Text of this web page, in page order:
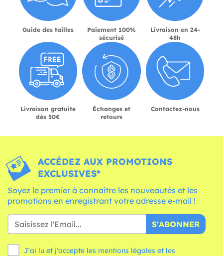
Guide des tailles
Paiement 100%
sécurisé
Livraison en 24-
48h
Livraison gratuite
dès 50€
Échanges et
retours
Contactez-nous
ACCÉDEZ AUX PROMOTIONS
EXCLUSIVES*
Soyez le premier à connaître les nouveautés et les
promotions en enregistrant votre adresse e-mail !
S'ABONNER
J'ai lu et j'accepte les mentions légales et les